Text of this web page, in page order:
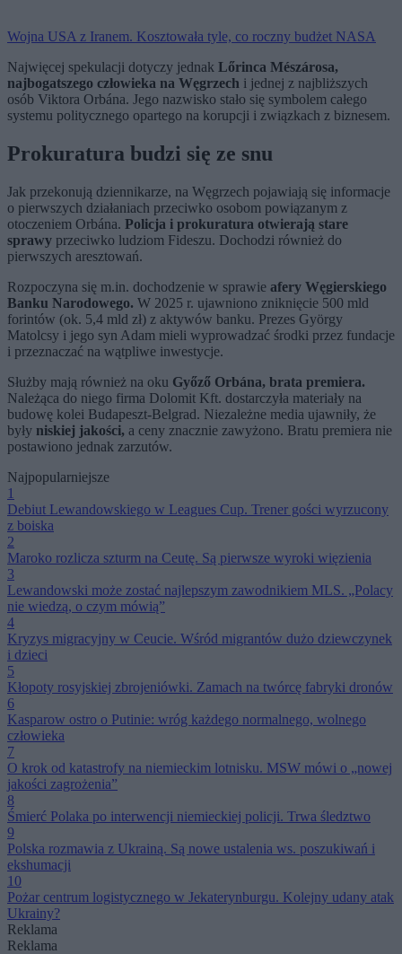
Wojna USA z Iranem. Kosztowała tyle, co roczny budżet NASA
Najwięcej spekulacji dotyczy jednak Lőrinca Mészárosa,
najbogatszego człowieka na Węgrzech i jednej z najbliższych
osób Viktora Orbána. Jego nazwisko stało się symbolem całego
systemu politycznego opartego na korupcji i związkach z biznesem.
Prokuratura budzi się ze snu
Jak przekonują dziennikarze, na Węgrzech pojawiają się informacje
o pierwszych działaniach przeciwko osobom powiązanym z
otoczeniem Orbána. Policja i prokuratura otwierają stare
sprawy przeciwko ludziom Fideszu. Dochodzi również do
pierwszych aresztowań.
Rozpoczyna się m.in. dochodzenie w sprawie afery Węgierskiego
Banku Narodowego. W 2025 r. ujawniono zniknięcie 500 mld
forintów (ok. 5,4 mld zł) z aktywów banku. Prezes György
Matolcsy i jego syn Adam mieli wyprowadzać środki przez fundacje
i przeznaczać na wątpliwe inwestycje.
Służby mają również na oku Győző Orbána, brata premiera.
Należąca do niego firma Dolomit Kft. dostarczyła materiały na
budowę kolei Budapeszt-Belgrad. Niezależne media ujawniły, że
były niskiej jakości, a ceny znacznie zawyżono. Bratu premiera nie
postawiono jednak zarzutów.
Najpopularniejsze
1
Debiut Lewandowskiego w Leagues Cup. Trener gości wyrzucony
z boiska
2
Maroko rozlicza szturm na Ceutę. Są pierwsze wyroki więzienia
3
Lewandowski może zostać najlepszym zawodnikiem MLS. „Polacy
nie wiedzą, o czym mówią”
4
Kryzys migracyjny w Ceucie. Wśród migrantów dużo dziewczynek
i dzieci
5
Kłopoty rosyjskiej zbrojeniówki. Zamach na twórcę fabryki dronów
6
Kasparow ostro o Putinie: wróg każdego normalnego, wolnego
człowieka
7
O krok od katastrofy na niemieckim lotnisku. MSW mówi o „nowej
jakości zagrożenia”
8
Śmierć Polaka po interwencji niemieckiej policji. Trwa śledztwo
9
Polska rozmawia z Ukrainą. Są nowe ustalenia ws. poszukiwań i
ekshumacji
10
Pożar centrum logistycznego w Jekaterynburgu. Kolejny udany atak
Ukrainy?
Reklama
Reklama